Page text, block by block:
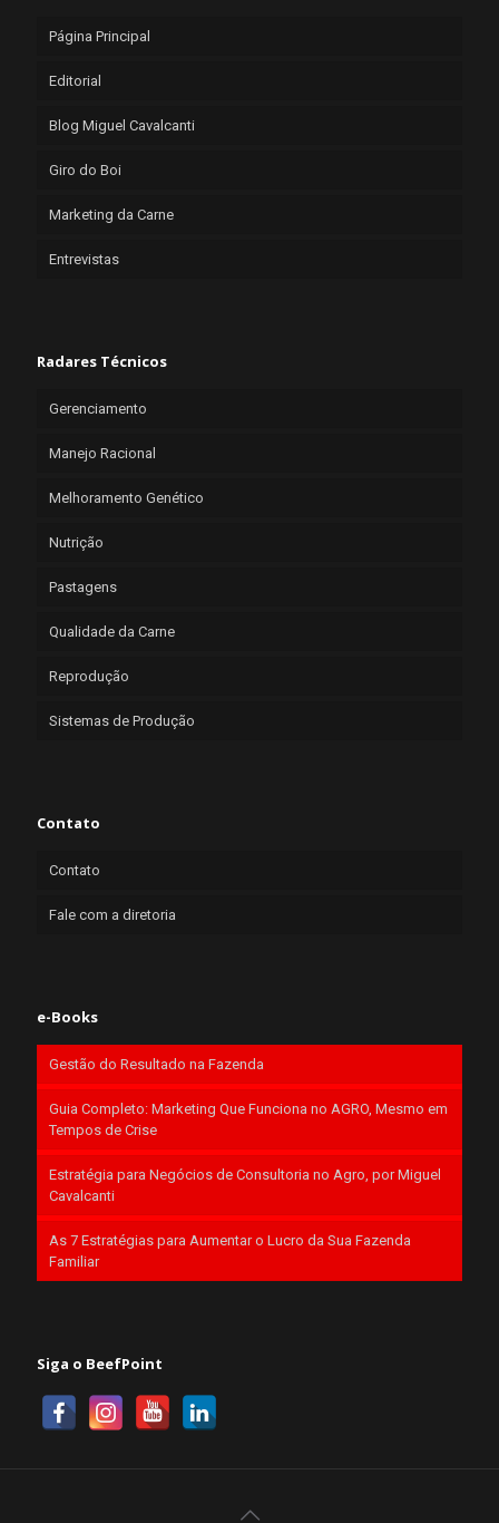
Página Principal
Editorial
Blog Miguel Cavalcanti
Giro do Boi
Marketing da Carne
Entrevistas
Radares Técnicos
Gerenciamento
Manejo Racional
Melhoramento Genético
Nutrição
Pastagens
Qualidade da Carne
Reprodução
Sistemas de Produção
Contato
Contato
Fale com a diretoria
e-Books
Gestão do Resultado na Fazenda
Guia Completo: Marketing Que Funciona no AGRO, Mesmo em
Tempos de Crise
Estratégia para Negócios de Consultoria no Agro, por Miguel
Cavalcanti
As 7 Estratégias para Aumentar o Lucro da Sua Fazenda
Familiar
Siga o BeefPoint